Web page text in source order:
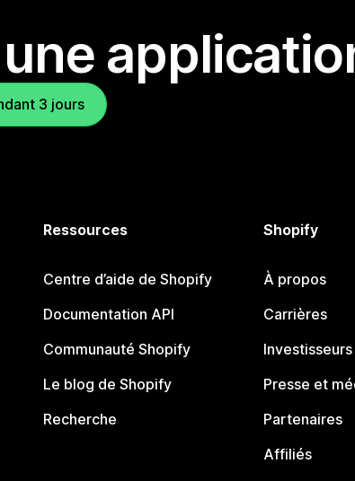
3 jours
Ressources
Centre d’aide de Shopify
Documentation API
Communauté Shopify
Le blog de Shopify
Recherche
Shopify
À propos
Carrières
Investisseurs
Presse et
Partenaires
Affiliés